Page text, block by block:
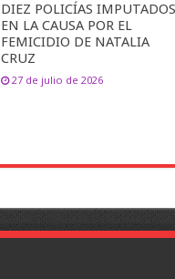
DIEZ POLICÍAS IMPUTADOS
EN LA CAUSA POR EL
FEMICIDIO DE NATALIA
CRUZ
27 de julio de 2026